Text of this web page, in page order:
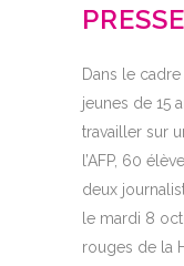
PRESSE
Dans le
jeunes de 15
travailler sur
l’AFP, 60
deux
le mardi 8
rouges de la